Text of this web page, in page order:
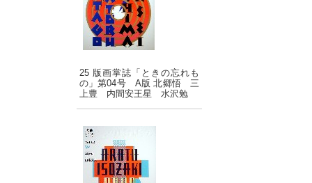
25 版画掌誌「ときの忘れも
の」第04号 A版 北郷悟 三
上豊 内間安王星 水沢勉